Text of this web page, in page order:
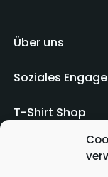
Über uns
Soziales
T-Shirt Shop